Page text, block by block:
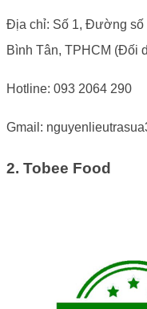
Địa chỉ: Số 1, Đường số
Bình Tân, TPHCM (Đối
Hotline: 093 2064 290
Gmail:
2. Tobee Food